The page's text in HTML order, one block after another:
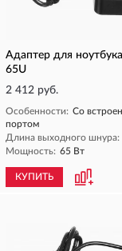
Адаптер для
65U
2 412 руб.
Особенности: Со
портом
Длина выходного шнура:
Мощность: 65 Вт
КУПИТЬ